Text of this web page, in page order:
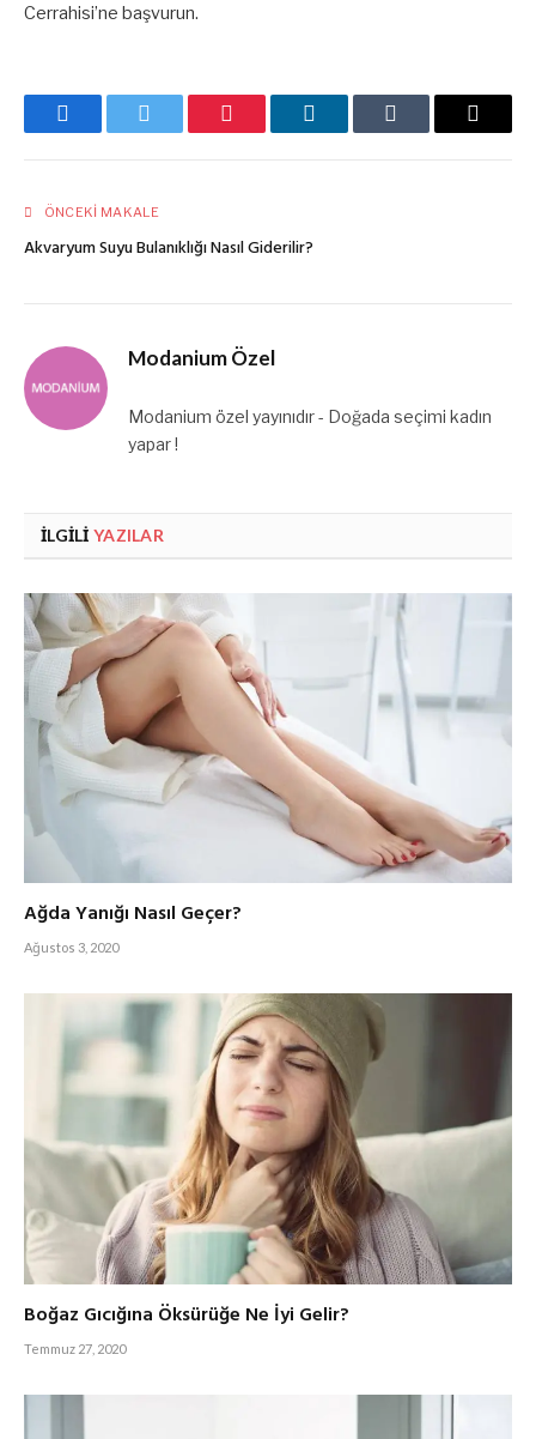
Cerrahisi’ne başvurun.
FacebookTwitter Pinterest LinkedInTumblr
E-
ÖNCEKI MAKALE
Akvaryum Suyu Bulanıklığı Nasıl Giderilir?
Modanium Özel
Modanium özel yayınıdır - Doğada seçimi kadın
yapar !
İLGILI YAZILAR
Ağda Yanığı Nasıl Geçer?
Ağustos 3, 2020
Boğaz Gıcığına Öksürüğe Ne İyi Gelir?
Temmuz 27, 2020